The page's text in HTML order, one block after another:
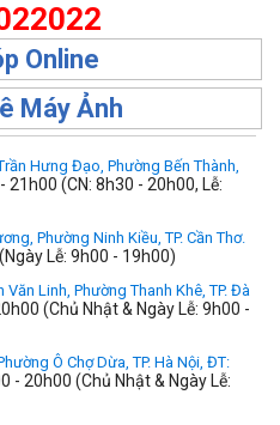
Online
Máy Ảnh
Hưng Đạo, Phường Bến Thành,
- 21h00 (CN: 8h30 - 20h00, Lễ:
Phường Ninh Kiều, TP. Cần Thơ.
Lễ: 9h00 - 19h00)
Văn Linh, Phường Thanh Khê, TP. Đà
(Chủ Nhật & Ngày Lễ: 9h00 -
Ô Chợ Dừa, TP. Hà Nội, ĐT:
- 20h00 (Chủ Nhật & Ngày Lễ: